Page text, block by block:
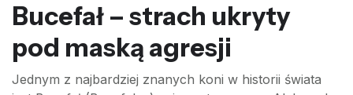
Bucefał – strach ukryty
pod maską agresji
Jednym z najbardziej znanych koni w historii świata